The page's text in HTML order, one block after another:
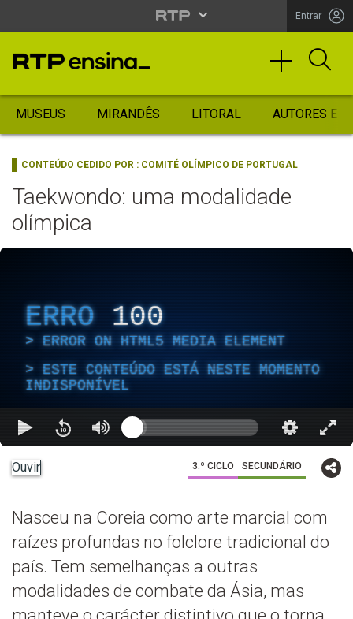
Entrar
MUSEUS MIRANDÊS LITORAL AUTORES
CONTEÚDO CEDIDO POR : COMITÉ OLÍMPICO DE PORTUGAL
Taekwondo: uma modalidade
olímpica
ERRO 100
ERROR ON HTML5 MEDIA ELEMENT
ESTE CONTEÚDO ESTÁ NESTE MOMENTO
INDISPONÍVEL
Ouvir 3.º CICLO SECUNDÁRIO
Nasceu na Coreia como arte marcial com
raízes profundas no folclore tradicional do
país. Tem semelhanças a outras
modalidades de combate da Ásia, mas